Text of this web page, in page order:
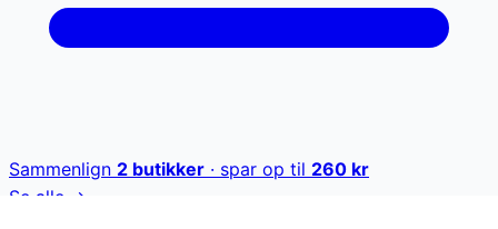
Sammenlign 2 butikker · spar op til 260 kr
Se alle →